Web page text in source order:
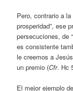
Pero, contrario a
prosperidad”, ese
persecuciones, de
es consistente
le creemos a
un premio (Cfr. Hc
El mejor ejemplo